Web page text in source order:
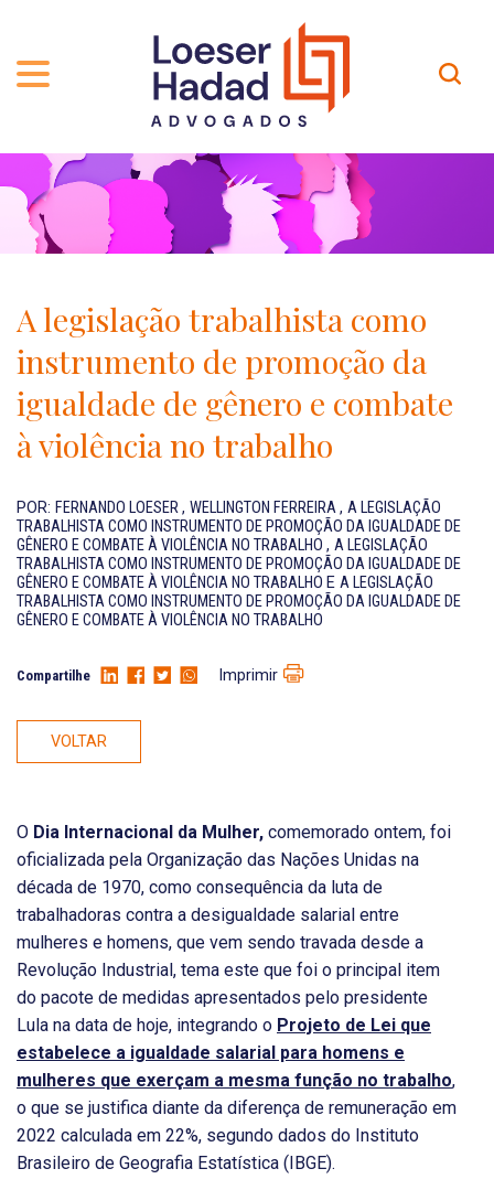
QUEM SOMOS
TRAJETÓRIA
INCLUSÃO E DIVERSIDADE
PRÊMIOS
NOSSA EQUIPE
ÁREAS DE ATUAÇÃO
PROFISSIONAIS
CARREIRA
Contato
Localização
EN-US
A legislação trabalhista como
instrumento de promoção da
igualdade de gênero e combate
à violência no trabalho
POR: FERNANDO LOESER, WELLINGTON FERREIRA, A LEGISLAÇÃO
TRABALHISTA COMO INSTRUMENTO DE PROMOÇÃO DA IGUALDADE DE
GÊNERO E COMBATE À VIOLÊNCIA NO TRABALHO , A LEGISLAÇÃO
TRABALHISTA COMO INSTRUMENTO DE PROMOÇÃO DA IGUALDADE DE
GÊNERO E COMBATE À VIOLÊNCIA NO TRABALHO E A LEGISLAÇÃO
TRABALHISTA COMO INSTRUMENTO DE PROMOÇÃO DA IGUALDADE DE
GÊNERO E COMBATE À VIOLÊNCIA NO TRABALHO
Compartilhe Imprimir
VOLTAR
O Dia Internacional da Mulher, comemorado ontem, foi
oficializada pela Organização das Nações Unidas na
década de 1970, como consequência da luta de
trabalhadoras contra a desigualdade salarial entre
mulheres e homens, que vem sendo travada desde a
Revolução Industrial, tema este que foi o principal item
do pacote de medidas apresentados pelo presidente
Lula na data de hoje, integrando o Projeto de Lei que
estabelece a igualdade salarial para homens e
mulheres que exerçam a mesma função no trabalho,
o que se justifica diante da diferença de remuneração em
2022 calculada em 22%, segundo dados do Instituto
Brasileiro de Geografia Estatística (IBGE).